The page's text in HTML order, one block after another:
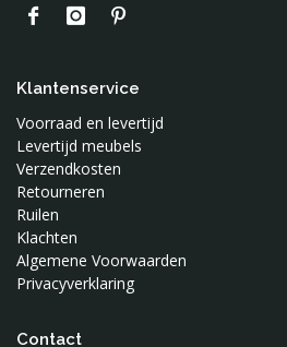
Klantenservice
Voorraad en levertijd
Levertijd meubels
Verzendkosten
Retourneren
Ruilen
Klachten
Algemene Voorwaarden
Privacyverklaring
Contact